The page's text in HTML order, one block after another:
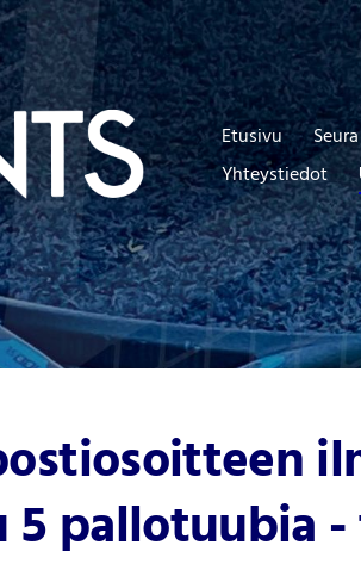
Etusivu Seura
Yhteystiedot
pallotuubia